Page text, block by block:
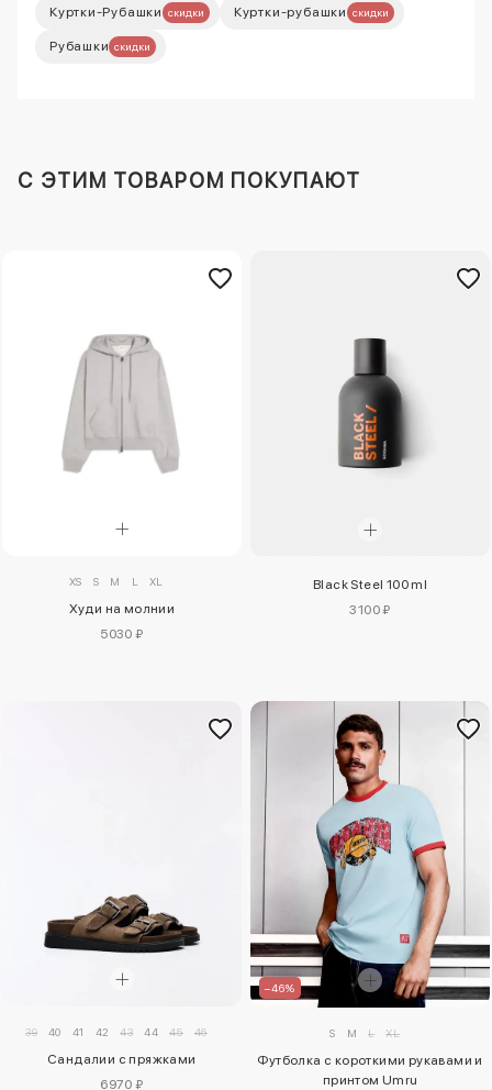
Куртки-Рубашки скидки Куртки-рубашки скидки
Рубашки скидки
C ЭТИМ ТОВАРОМ ПОКУПАЮТ
XS S M L XL
Худи на молнии
5030 ₽
Black Steel 100 ml
3100 ₽
39 40 41 42 43 44 45 46
Сандалии с пряжками
6970 ₽
–46%
S M L XL
Футболка с короткими рукавами и
принтом Umru